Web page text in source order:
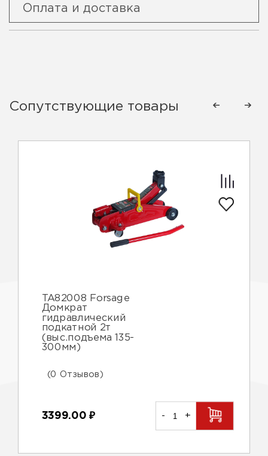
Оплата и доставка
Сопутствующие товары
TA82008 Forsage
Домкрат
гидравлический
подкатной 2т
(выс.подъема 135-
300мм)
(0 Отзывов)
3399.00₽ - +